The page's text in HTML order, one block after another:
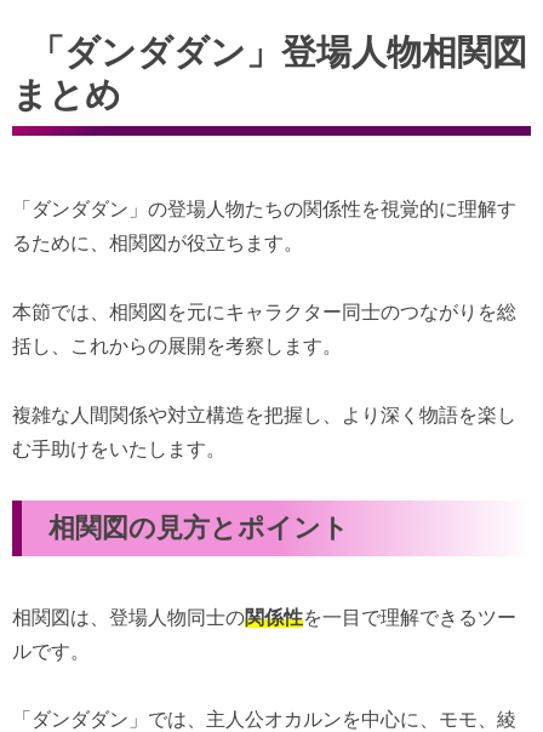
「ダンダダン」登場人物相関図
まとめ
「ダンダダン」の登場人物たちの関係性を視覚的に理解す
るために、相関図が役立ちます。
本節では、相関図を元にキャラクター同士のつながりを総
括し、これからの展開を考察します。
複雑な人間関係や対立構造を把握し、より深く物語を楽し
む手助けをいたします。
相関図の見方とポイント
相関図は、登場人物同士の関係性を一目で理解できるツー
ルです。
「ダンダダン」では、主人公オカルンを中心に、モモ、綾